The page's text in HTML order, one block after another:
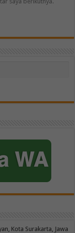
Kota Surakarta, Jawa